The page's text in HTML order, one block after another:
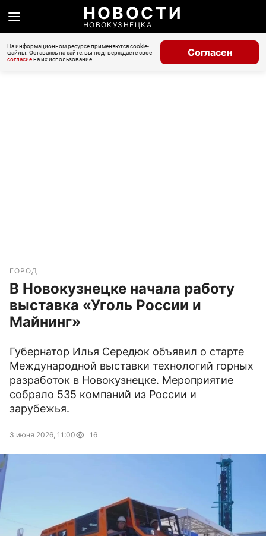
НОВОСТИ
НОВОКУЗНЕЦКА
На информационном ресурсе применяются cookie-
файлы. Оставаясь на сайте, вы подтверждаете свое
согласиена их использование.
Согласен
ГОРОД
В Новокузнецке начала работу
выставка «Уголь России и
Майнинг»
Губернатор Илья Середюк объявил о старте
Международной выставки технологий горных
разработок в Новокузнецке. Мероприятие
собрало 535 компаний из России и
зарубежья.
3 июня 2026, 11:00 16